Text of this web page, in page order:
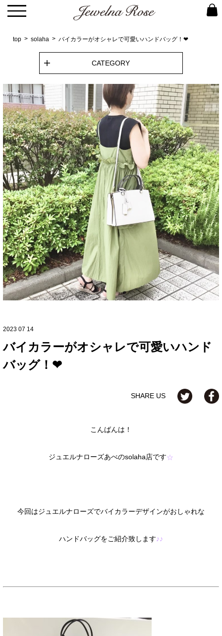
top solaha バイカラーがオシャレで可愛いハンドバッグ！❤︎
CATEGORY
2023 07 14
バイカラーがオシャレで可愛いハンド
バッグ！❤︎
SHARE US
こんばんは！
ジュエルナローズあべのsolaha店です☆
今回はジュエルナローズでバイカラーデザインがおしゃれな
ハンドバッグをご紹介致します♪♪